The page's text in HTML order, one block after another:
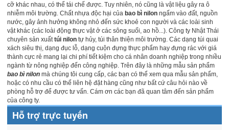
cỡ khác nhau, có thể tái chế được. Tuy nhiên, nó cũng là vật liệu gây ra ô
nhiễm môi trường. Chất nhựa độc hại của bao bì nilon ngấm vào đất, nguồn
nước, gây ảnh hưởng không nhỏ đến sức khoẻ con người và các loài sinh
vật khác (các loài động thực vật ở các sông suối, ao hồ...). Công ty Nhật Thái
chuyên sản xuấttúi nilon tự hủy, túi thân thiện môi trường. Các dạng túi quai
xách siêu thị, dạng đục lỗ, dạng cuộn đựng thực phẩm hay đựng rác với giá
thành cực rẻ mang lại chi phí tiết kiệm cho cá nhân doanh nghiệp trong nhiều
ngành từ nông nghiệp đến công nghiệp. Trên đây là những mẫu sản phẩm
bao bì nilon mà chúng tôi cung cấp, các bạn có thể xem qua mẫu sản phẩm,
hoặc có nhu cầu có thể liên hệ đặt hàng cũng như bất cứ câu hỏi nào về
phòng hỗ trợ để được tư vấn. Cám ơn các bạn đã quan tâm đến sản phẩm
của công ty.
Hỗ trợ trực tuyến